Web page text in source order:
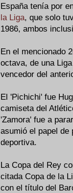
España tenía por
la Liga, que solo
1986, ambos
En el mencionado
octava, de una
vencedor del
El 'Pichichi' fue
camiseta del
'Zamora' fue a
asumió el papel de
deportiva.
La Copa del Rey
citada Copa de la
con el título del